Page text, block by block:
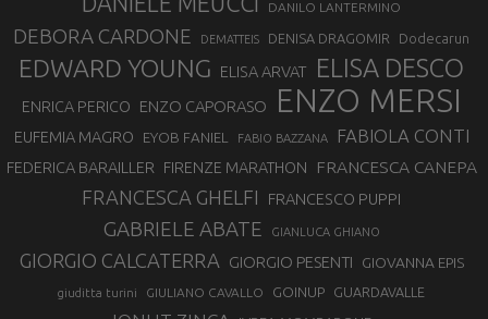
DANILO LANTERMINO
DEBORA CARDONE DEMATTEIS DENISA DRAGOMIR Dodecarun
EDWARD YOUNG ELISA ARVAT ELISA DESCO
ENRICA PERICO ENZO CAPORASO ENZO MERSI
EUFEMIA MAGRO EYOB FANIEL FABIO BAZZANA FABIOLA CONTI
FEDERICA BARAILLER FIRENZE MARATHON FRANCESCA CANEPA
FRANCESCA GHELFI FRANCESCO PUPPI
GABRIELE ABATE GIANLUCA GHIANO
GIORGIO CALCATERRA GIORGIO PESENTI GIOVANNA EPIS
giuditta turini GIULIANO CAVALLO GOINUP GUARDAVALLE